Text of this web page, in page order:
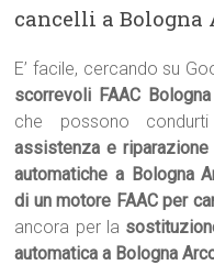
cancelli a Bologna
E’ facile, cercando su
scorrevoli FAAC
che possono
assistenza e
automatiche a Bologna
di un motore FAAC per
ancora per la
automatica a Bologna